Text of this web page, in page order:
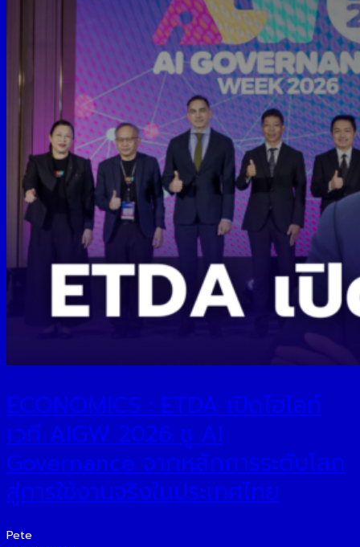
ECONOMICS : ETDA เปิดไฮไลท์
เวที AIGW 2026 ชู AI
Governance จากหลักการระดับโลก
สู่การใช้งานจริงในประเทศไทย
Pete